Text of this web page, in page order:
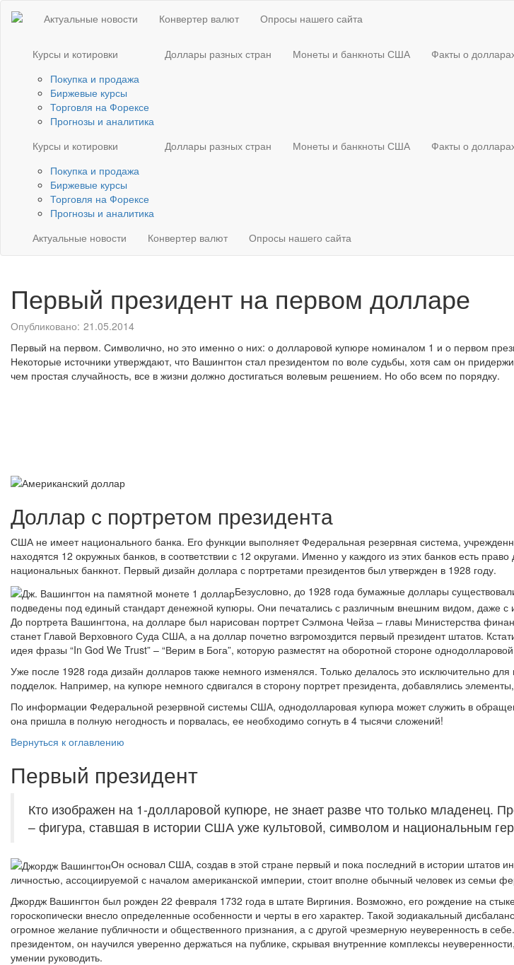
Актуальные новости Конвертер валют Опросы нашего сайта
Курсы и котировки
Покупка и продажа
Биржевые курсы
Торговля на Форексе
Прогнозы и аналитика
Доллары разных стран Монеты и банкноты США Факты о
Курсы и котировки
Покупка и продажа
Биржевые курсы
Торговля на Форексе
Прогнозы и аналитика
Доллары разных стран Монеты и банкноты США Факты о
Актуальные новости Конвертер валют Опросы нашего сайта
Первый президент на первом долларе
Опубликовано: 21.05.2014
Первый на первом. Символично, но это именно о них: о долларовой купюре номиналом 1 и о первом
Некоторые источники утверждают, что Вашингтон стал президентом по воле судьбы, хотя сам он
чем простая случайность, все в жизни должно достигаться волевым решением. Но обо всем по порядку.
Доллар с портретом президента
США не имеет национального банка. Его функции выполняет Федеральная резервная система,
находятся 12 окружных банков, в соответствии с 12 округами. Именно у каждого из этих банков есть
национальных банкнот. Первый дизайн доллара с портретами президентов был утвержден в 1928 году.
Безусловно, до 1928 года бумажные доллары
подведены под единый стандарт денежной купюры. Они печатались с различным внешним видом, даже с
До портрета Вашингтона, на долларе был нарисован портрет Сэлмона Чейза – главы Министерства
станет Главой Верховного Суда США, а на доллар почетно взгромоздится первый президент штатов.
идея фразы “In God We Trust” – “Верим в Бога”, которую разместят на оборотной стороне
Уже после 1928 года дизайн долларов также немного изменялся. Только делалось это исключительно
подделок. Например, на купюре немного сдвигался в сторону портрет президента, добавлялись
По информации Федеральной резервной системы США, однодолларовая купюра может служить в
она пришла в полную негодность и порвалась, ее необходимо согнуть в 4 тысячи сложений!
Вернуться к оглавлению
Первый президент
Кто изображен на 1-долларовой купюре, не знает разве что только младенец.
– фигура, ставшая в истории США уже культовой, символом и национальным
Он основал США, создав в этой стране первый и пока последний в истории штатов
личностью, ассоциируемой с началом американской империи, стоит вполне обычный человек из семьи
Джордж Вашингтон был рожден 22 февраля 1732 года в штате Виргиния. Возможно, его рождение на
гороскопически внесло определенные особенности и черты в его характер. Такой зодиакальный
огромное желание публичности и общественного признания, а с другой чрезмерную неуверенность в
президентом, он научился уверенно держаться на публике, скрывая внутренние комплексы
умении руководить.